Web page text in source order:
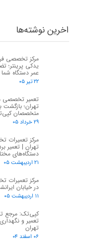
اخرین نوشته‌ها
مرکز تخصصی
یدکی پرینتر؛
عمر دستگاه شما
۲۲ تیر ۰۵
تعمیر تخصصی
تهران؛ بازگشت
متخصصان
۲۹ خرداد ۰۵
مرکز تعمیرات
تهران | تعمیر
دستگاه‌های
۲۱ اردیبهشت ۰۵
مرکز تعمیرات
در خیابان
۱۱ اردیبهشت ۰۵
کپی‌تک: مرجع
تعمیر و
تهران
۰۶ اسفند ۰۴